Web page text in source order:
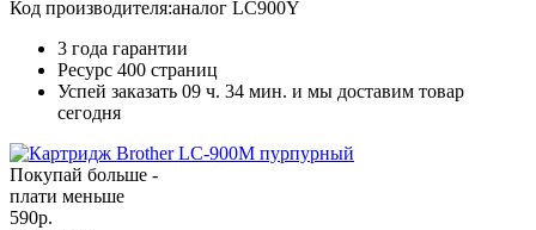
Код производителя:аналог LC900Y
3 года гарантии
Ресурс 400 страниц
Успей заказать 09 ч. 34 мин. и мы доставим товар
сегодня
Покупай больше -
плати меньше
590р.